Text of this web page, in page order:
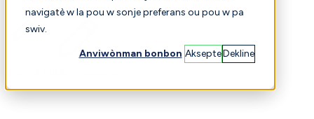
navigatè w la pou w sonje preferans ou pou w pa
swiv.
Anviwònman bonbon AksepteDekline
Konparezon